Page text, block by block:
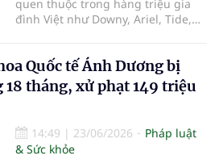
quen thuộc trong hàng triệu gia
đình Việt như Downy, Ariel, Tide,
Việt Nam (P&G Việt Nam) vừa bị Ủy
ban Cạnh tranh Quốc gia xử phạt
390 triệu đồng do có hành vi vi
người tiêu dùng.
Quốc tế Ánh Dương bị
tháng, xử phạt 149 triệu
14:49 | 23/06/2026
Pháp luật
& Sức khỏe